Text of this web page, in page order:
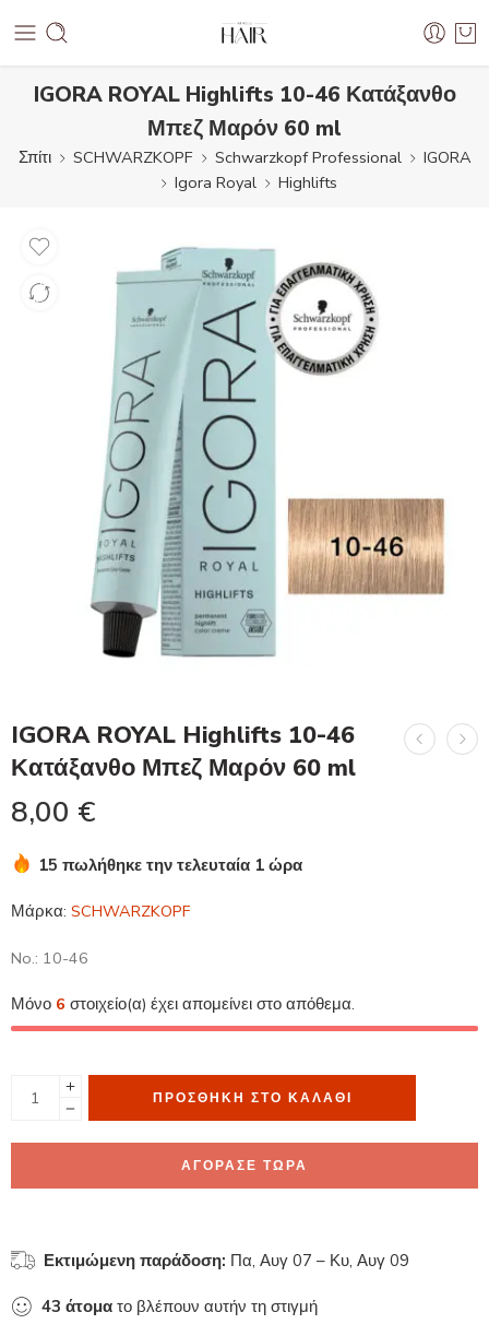
IGORA ROYAL Highlifts 10-46 Κατάξανθο
Μπεζ Μαρόν 60 ml
Σπίτι SCHWARZKOPF Schwarzkopf Professional
IGORA
Igora Royal
Highlifts
IGORA ROYAL Highlifts 10-46
Κατάξανθο Μπεζ Μαρόν 60 ml
8,00 €
15 πωλήθηκε την τελευταία 1 ώρα
Μάρκα: SCHWARZKOPF
No.: 10-46
Μόνο 6 στοιχείο(α) έχει απομείνει στο απόθεμα.
ΠΡΟΣΘΉΚΗ ΣΤΟ ΚΑΛΆΘΙ
ΑΓΟΡΑΣΕ ΤΩΡΑ
Εκτιμώμενη παράδοση: Πα, Αυγ 07 – Κυ, Αυγ 09
43 άτομα το βλέπουν αυτήν τη στιγμή